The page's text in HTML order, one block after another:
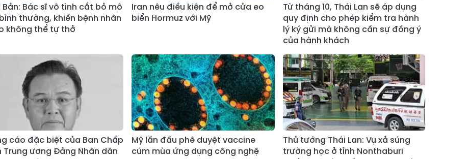
Xã Bảo Nhai
Xã Bản Liền
Xã Bắc Hà
Xã Tả Củ Tỷ
Xã Lùng Phình
Xã Mường
Khương
Xã Bản Lầu
Xã Cao Sơn
Xã Si Ma Cai
Xã Sín Chéng
Xã Nậm Xé
Xã Ngũ Chỉ
Sơn
Xã Chế Tạo
Bản: Bác sĩ vô tình cắt bỏ mô
thường, khiến bệnh nhân
không thể tự thở
Iran nêu điều kiện để mở cửa eo
biển Hormuz với Mỹ
Từ tháng 10, Thái Lan sẽ áp dụng
quy định cho phép kiểm tra hành
lý ký gửi mà không cần sự đồng ý
của hành khách
cáo đặc biệt của Ban Chấp
Trung ương Đảng Nhân dân
Mỹ lần đầu phê duyệt vaccine
cúm mùa ứng dụng công nghệ
Thủ tướng Thái Lan: Vụ xả súng
trường học ở tỉnh Nonthaburi